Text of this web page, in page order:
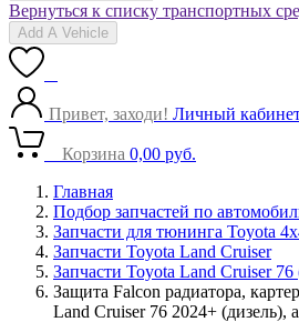
Вернуться к списку транспортных
Add A Vehicle
Привет, заходи! Личный
Корзина 0,00 руб.
Главная
Подбор запчастей по
Запчасти для тюнинга Toyota
Запчасти Toyota Land Cruiser
Запчасти Toyota Land Cruiser
Защита Falcon радиатора,
Land Cruiser 76 2024+